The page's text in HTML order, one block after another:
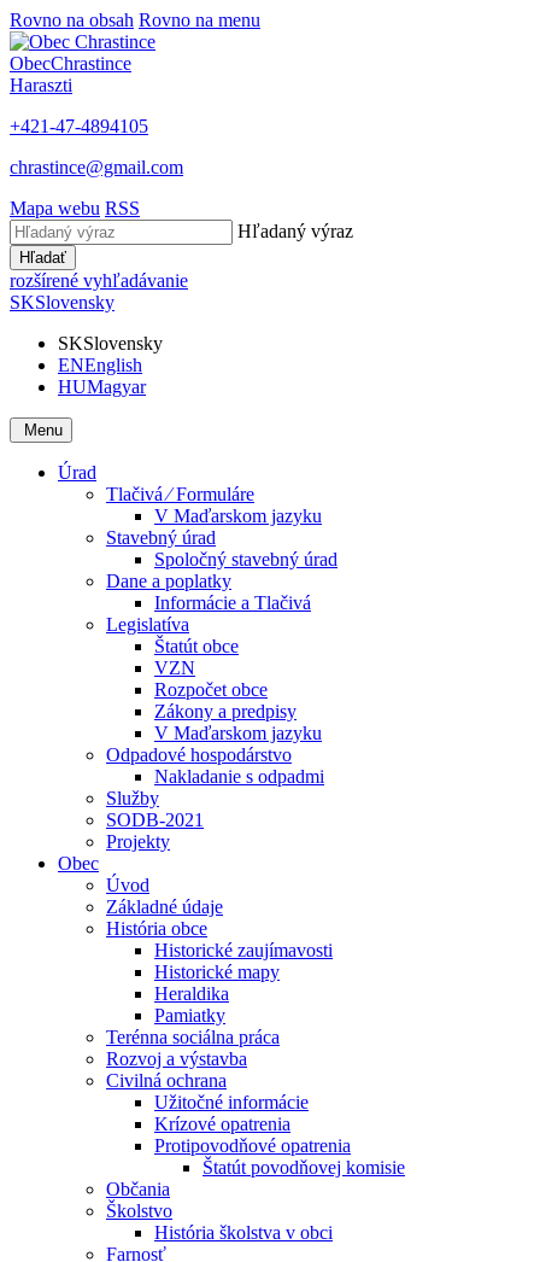
Rovno na obsah Rovno na menu
ObecChrastince
Haraszti
+421-47-4894105
chrastince@gmail.com
Mapa webu RSS
Hľadaný výraz
Hľadať
rozšírené vyhľadávanie
SKSlovensky
SKSlovensky
ENEnglish
HUMagyar
Menu
Úrad
Tlačivá ⁄ Formuláre
V Maďarskom jazyku
Stavebný úrad
Spoločný stavebný úrad
Dane a poplatky
Informácie a Tlačivá
Legislatíva
Štatút obce
VZN
Rozpočet obce
Zákony a predpisy
V Maďarskom jazyku
Odpadové hospodárstvo
Nakladanie s odpadmi
Služby
SODB-2021
Projekty
Obec
Úvod
Základné údaje
História obce
Historické zaujímavosti
Historické mapy
Heraldika
Pamiatky
Terénna sociálna práca
Rozvoj a výstavba
Civilná ochrana
Užitočné informácie
Krízové opatrenia
Protipovodňové opatrenia
Štatút povodňovej komisie
Občania
Školstvo
História školstva v obci
Farnosť